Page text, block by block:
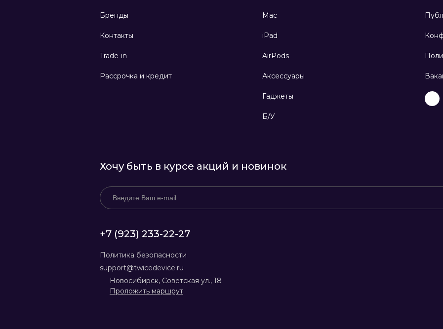
Бренды
Контакты
Trade-in
Рассрочка и кредит
Mac
iPad
AirPods
Аксессуары
Гаджеты
Б/У
Хочу быть в курсе акций и новинок
+7 (923) 233-22-27
Политика безопасности
support@twicedevice.ru
Новосибирск, Советская ул., 18
Проложить маршрут